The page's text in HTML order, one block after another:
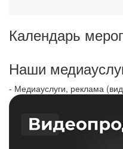
Календарь
Наши
- Медиауслуги, реклама